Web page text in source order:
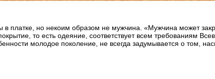
платке, но некоим образом не мужчина. «Мужчина может
то есть одеяние, соответствует всем требованиям
молодое поколение, не всегда задумывается о том,